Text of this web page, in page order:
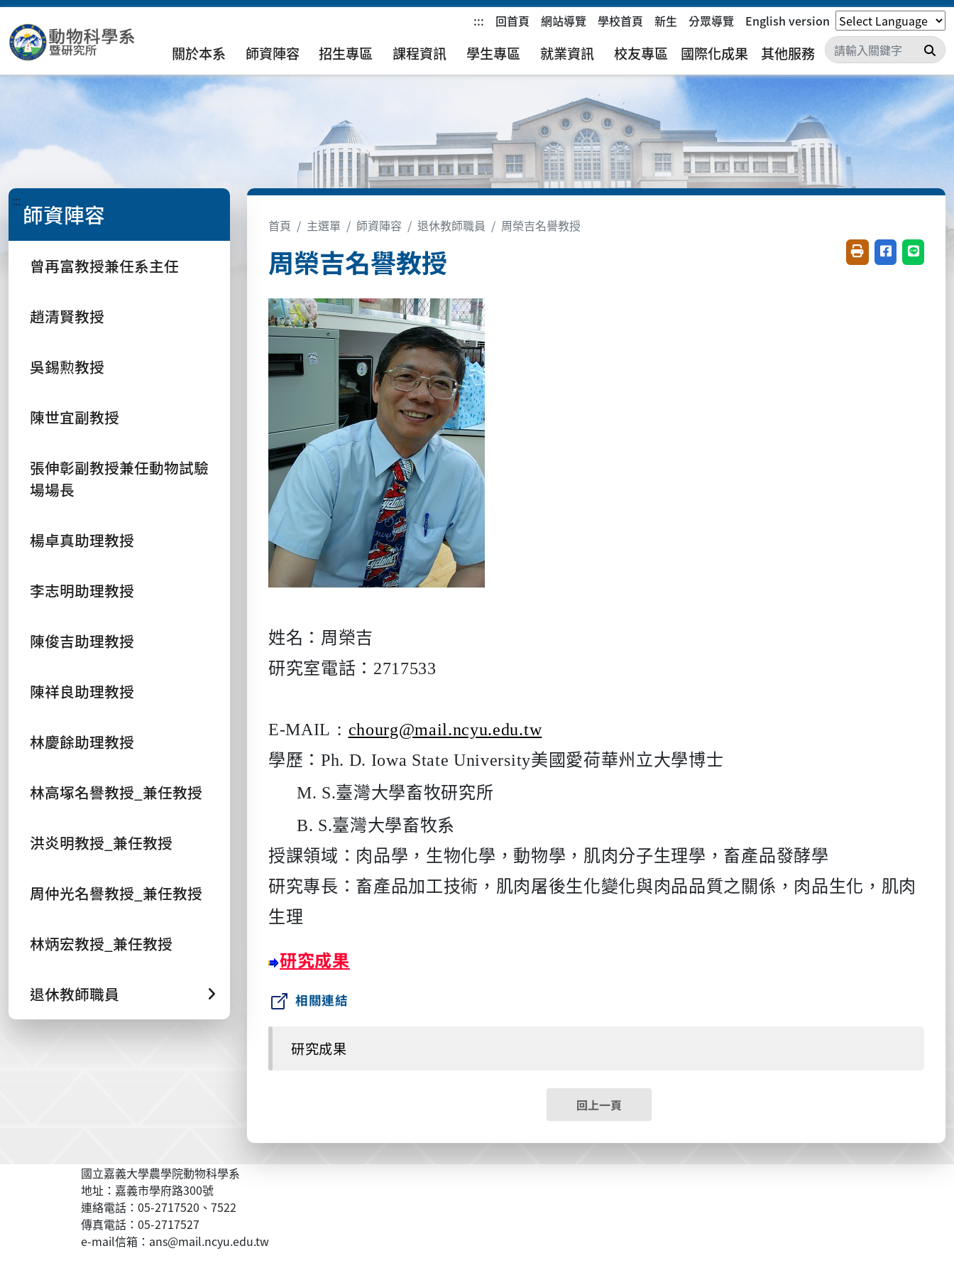
::: 回首頁 網站導覽 學校首頁 新生 分眾導覽 English version
關於本系 師資陣容 招生專區 課程資訊 學生專區 就業資訊 校友專區 國際化成果 其他服務 搜
::: 師資陣容
曾再富教授兼任系主任
趙清賢教授
吳錫勲教授
陳世宜副教授
張伸彰副教授兼任動物試驗
場場長
楊卓真助理教授
李志明助理教授
陳俊吉助理教授
陳祥良助理教授
林慶餘助理教授
林高塚名譽教授_兼任教授
洪炎明教授_兼任教授
周仲光名譽教授_兼任教授
林炳宏教授_兼任教授
退休教師職員
首頁 主選單 師資陣容 退休教師職員 周榮吉名譽教授
周榮吉名譽教授 友善列印(開新視窗)
分享至臉書(
分享至
姓名：周榮吉
研究室電話： 2717533
E-MAIL： chourg@mail.ncyu.edu.tw
學歷：Ph. D. Iowa State University美國愛荷華州立大學博士
M. S.臺灣大學畜牧研究所
B. S.臺灣大學畜牧系
授課領域： 肉品學，生物化學，動物學，肌肉分子生理學，畜產品發酵學
研究專長： 畜產品加工技術，肌肉屠後生化變化與肉品品質之關係，肉品生化，肌肉
生理
研究成果
相關連結
研究成果
回上一頁
國立嘉義大學農學院動物科學系
地址：嘉義市學府路300號
連絡電話：05-2717520、7522
傳真電話：05-2717527
e-mail信箱：ans@mail.ncyu.edu.tw